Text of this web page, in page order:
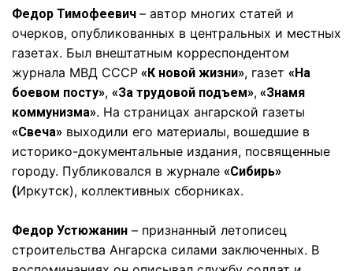
Федор Тимофеевич – автор многих статей и
очерков, опубликованных в центральных и местных
газетах. Был внештатным корреспондентом
журнала МВД СССР «К новой жизни», газет «На
боевом посту», «За трудовой подъем», «Знамя
коммунизма». На страницах ангарской газеты
«Свеча» выходили его материалы, вошедшие в
историко-документальные издания, посвященные
городу. Публиковался в журнале «Сибирь»
(Иркутск), коллективных сборниках.
Федор Устюжанин – признанный летописец
строительства Ангарска силами заключенных. В